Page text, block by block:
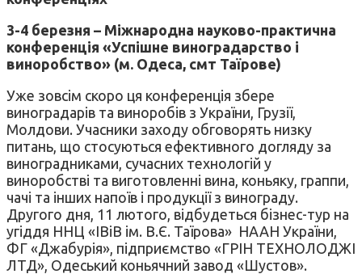
3-4 березня – Міжнародна науково-практична
конференція «Успішне виноградарство і
виноробство» (м. Одеса, смт Таїрове)
Уже зовсім скоро ця конференція збере
виноградарів та виноробів з України, Грузії,
Молдови. Учасники заходу обговорять низку
питань, що стосуються ефективного догляду за
виноградниками, сучасних технологій у
виноробстві та виготовленні вина, коньяку, граппи,
чачі та інших напоїв і продукції з винограду.
Другого дня, 11 лютого, відбудеться бізнес-тур на
угіддя ННЦ «ІВіВ ім. В.Є. Таїрова» НААН України,
ФГ «Джабурія», підприємство «ГРІН ТЕХНОЛОДЖІ
ЛТД», Одеський коньячний завод «Шустов».